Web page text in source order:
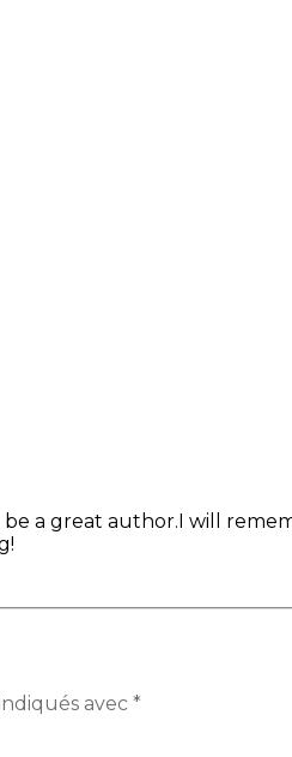
a great author.I will
avec *